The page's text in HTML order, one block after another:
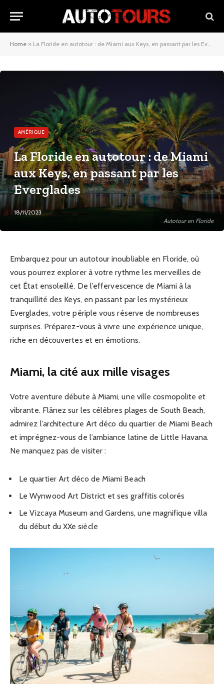
Home » La Floride en autotour : de Miami aux Keys, en passant par les Everglades
Autotour en Floride
AMÉRIQUE
La Floride en autotour : de Miami
aux Keys, en passant par les
Everglades
18/11/2023
Embarquez pour un autotour inoubliable en Floride, où
vous pourrez explorer à votre rythme les merveilles de
cet État ensoleillé. De l’effervescence de Miami à la
tranquillité des Keys, en passant par les mystérieux
Everglades, votre périple vous réserve de nombreuses
surprises. Préparez-vous à vivre une expérience unique,
riche en découvertes et en émotions.
Miami, la cité aux mille visages
Votre aventure débute à Miami, une ville cosmopolite et
vibrante. Flânez sur les célèbres plages de South Beach,
admirez l’architecture Art déco du quartier de Miami Beach
et imprégnez-vous de l’ambiance latine de Little Havana.
Ne manquez pas de visiter :
Le quartier Art déco de Miami Beach
Le Wynwood Art District et ses graffitis colorés
Le Vizcaya Museum and Gardens, une magnifique villa
du début du XXe siècle